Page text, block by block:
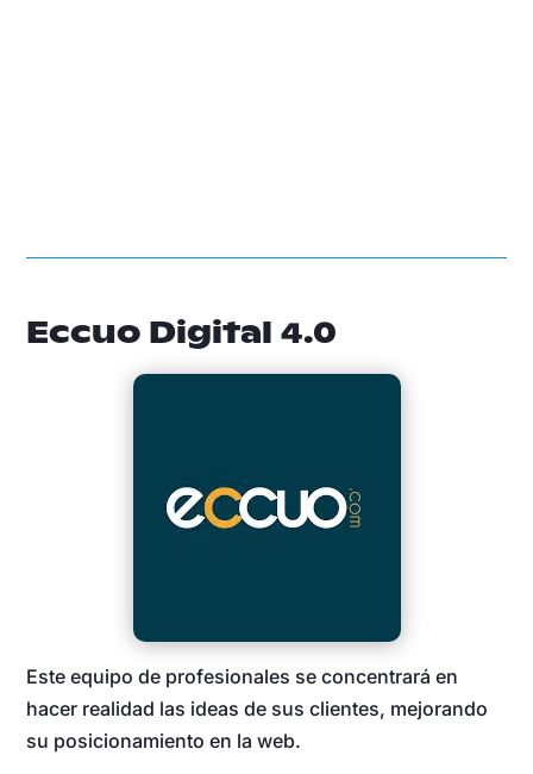
Eccuo Digital 4.0
Este equipo de profesionales se concentrará en
hacer realidad las ideas de sus clientes, mejorando
su posicionamiento en la web.